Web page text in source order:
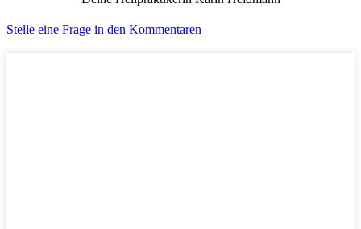
Stelle eine Frage in den Kommentaren